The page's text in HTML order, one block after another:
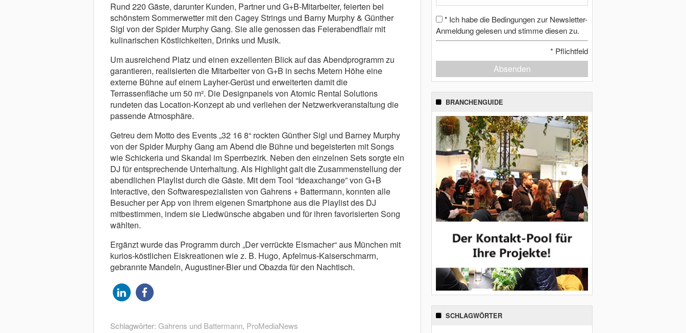
Rund 220 Gäste, darunter Kunden, Partner und G+B-Mitarbeiter, feierten bei
schönstem Sommerwetter mit den Cagey Strings und Barny Murphy & Günther
Sigl von der Spider Murphy Gang. Sie alle genossen das Feierabendflair mit
kulinarischen Köstlichkeiten, Drinks und Musik.
Um ausreichend Platz und einen exzellenten Blick auf das Abendprogramm zu
garantieren, realisierten die Mitarbeiter von G+B in sechs Metern Höhe eine
externe Bühne auf einem Layher-Gerüst und erweiterten damit die
Terrassenfläche um 50 m². Die Designpanels von Atomic Rental Solutions
rundeten das Location-Konzept ab und verliehen der Netzwerkveranstaltung die
passende Atmosphäre.
Getreu dem Motto des Events „32 16 8“ rockten Günther Sigl und Barney Murphy
von der Spider Murphy Gang am Abend die Bühne und begeisterten mit Songs
wie Schickeria und Skandal im Sperrbezirk. Neben den einzelnen Sets sorgte ein
DJ für entsprechende Unterhaltung. Als Highlight galt die Zusammenstellung der
abendlichen Playlist durch die Gäste. Mit dem Tool “Ideaxchange” von G+B
Interactive, den Softwarespezialisten von Gahrens + Battermann, konnten alle
Besucher per App von ihrem eigenen Smartphone aus die Playlist des DJ
mitbestimmen, indem sie Liedwünsche abgaben und für ihren favorisierten Song
wählten.
Ergänzt wurde das Programm durch „Der verrückte Eismacher“ aus München mit
kurios-köstlichen Eiskreationen wie z. B. Hugo, Apfelmus-Kaiserschmarrn,
gebrannte Mandeln, Augustiner-Bier und Obazda für den Nachtisch.
Schlagwörter: Gahrens und Battermann, ProMediaNews
* Ich habe die Bedingungen zur Newsletter-
Anmeldung gelesen und stimme diesen zu.
* Pflichtfeld
Absenden
BRANCHENGUIDE
SCHLAGWÖRTER